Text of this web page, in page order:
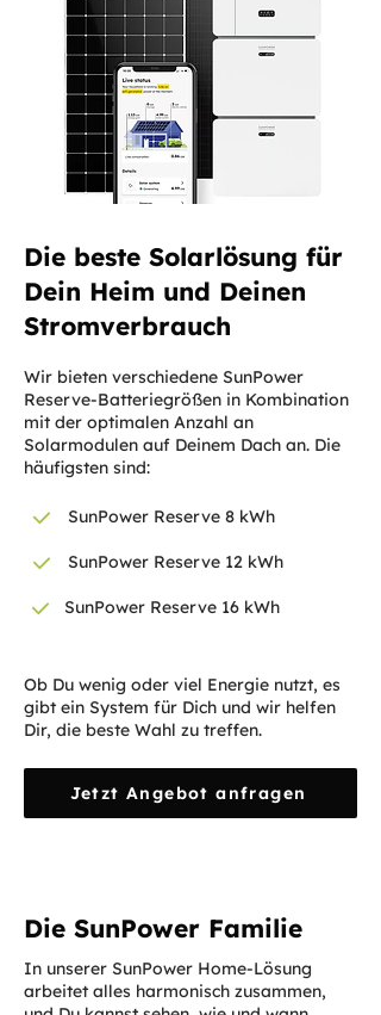
Die beste Solarlösung für
Dein Heim und Deinen
Stromverbrauch
Wir bieten verschiedene SunPower
Reserve-Batteriegrößen in Kombination
mit der optimalen Anzahl an
Solarmodulen auf Deinem Dach an. Die
häufigsten sind:
SunPower Reserve 8 kWh
SunPower Reserve 12 kWh
SunPower Reserve 16 kWh
Ob Du wenig oder viel Energie nutzt, es
gibt ein System für Dich und wir helfen
Dir, die beste Wahl zu treffen.
Jetzt Angebot anfragen
Die SunPower Familie
In unserer SunPower Home-Lösung
arbeitet alles harmonisch zusammen,